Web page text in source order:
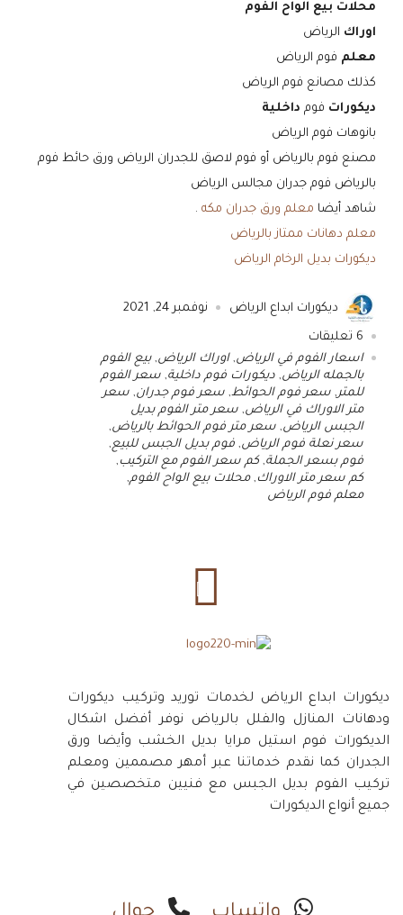
محلات بيع الواح الفوم
اوراك الرياض
معلم فوم الرياض
كذلك مصانع فوم الرياض
ديكورات فوم داخلية
بانوهات فوم الرياض
مصنع فوم بالرياض أو فوم لاصق للجدران الرياض ورق حائط فوم
بالرياض فوم جدران مجالس الرياض
شاهد أيضا معلم ورق جدران مكه .
معلم دهانات ممتاز بالرياض
ديكورات بديل الرخام الرياض
ديكورات ابداع الرياض نوفمبر 24, 2021
6 تعليقات
اسعار الفوم في الرياض,اوراك الرياض,بيع الفوم
بالجمله الرياض, ديكورات فوم داخلية, سعر الفوم
للمتر, سعر فوم الحوائط, سعر فوم جدران, سعر
متر الاوراك في الرياض, سعر متر الفوم بديل
الجبس الرياض, سعر متر فوم الحوائط بالرياض,
سعر نعلة فوم الرياض, فوم بديل الجبس للبيع,
فوم بسعر الجملة, كم سعر الفوم مع التركيب ,
كم سعر متر الاوراك ,محلات بيع الواح الفوم,
معلم فوم الرياض
ديكورات ابداع الرياض لخدمات توريد وتركيب ديكورات
ودهانات المنازل والفلل بالرياض نوفر أفضل اشكال
الديكورات فوم استيل مرايا بديل الخشب وأيضا ورق
الجدران كما نقدم خدماتنا عبر أمهر مصممين ومعلم
تركيب الفوم بديل الجبس مع فنيين متخصصين في
جميع أنواع الديكورات